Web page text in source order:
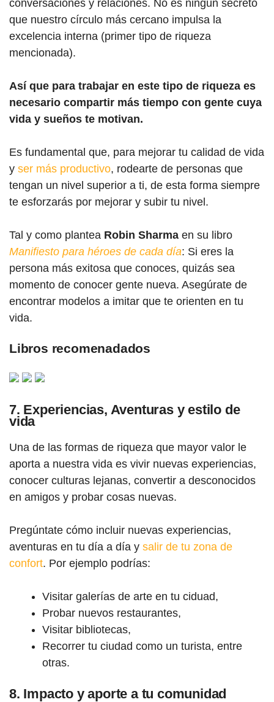
conversaciones y relaciones. No es ningún secreto
que nuestro círculo más cercano impulsa la
excelencia interna (primer tipo de riqueza
mencionada).
Así que para trabajar en este tipo de riqueza es
necesario compartir más tiempo con gente cuya
vida y sueños te motivan.
Es fundamental que, para mejorar tu calidad de vida
y ser más productivo, rodearte de personas que
tengan un nivel superior a ti, de esta forma siempre
te esforzarás por mejorar y subir tu nivel.
Tal y como plantea Robin Sharma en su libro
Manifiesto para héroes de cada día: Si eres la
persona más exitosa que conoces, quizás sea
momento de conocer gente nueva. Asegúrate de
encontrar modelos a imitar que te orienten en tu
vida.
Libros recomenadados
7. Experiencias, Aventuras y estilo de
vida
Una de las formas de riqueza que mayor valor le
aporta a nuestra vida es vivir nuevas experiencias,
conocer culturas lejanas, convertir a desconocidos
en amigos y probar cosas nuevas.
Pregúntate cómo incluir nuevas experiencias,
aventuras en tu día a día y salir de tu zona de
confort. Por ejemplo podrías:
Visitar galerías de arte en tu ciduad,
Probar nuevos restaurantes,
Visitar bibliotecas,
Recorrer tu ciudad como un turista, entre
otras.
8. Impacto y aporte a tu comunidad